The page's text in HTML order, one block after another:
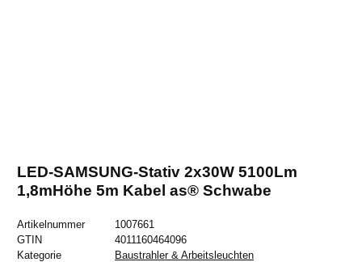
LED-SAMSUNG-Stativ 2x30W 5100Lm
1,8mHöhe 5m Kabel as® Schwabe
Artikelnummer
1007661
GTIN
4011160464096
Kategorie
Baustrahler & Arbeitsleuchten